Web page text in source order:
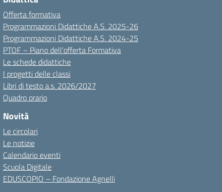
Offerta formativa
Programmazioni Didattiche A.S. 2025-26
Programmazioni Didattiche A.S. 2024-25
PTOF – Piano dell’offerta Formativa
Le schede didattiche
I progetti delle classi
Libri di testo a.s. 2026/2027
Quadro orario
Novità
Le circolari
Le notizie
Calendario eventi
Scuola Digitale
EDUSCOPIO – Fondazione Agnelli